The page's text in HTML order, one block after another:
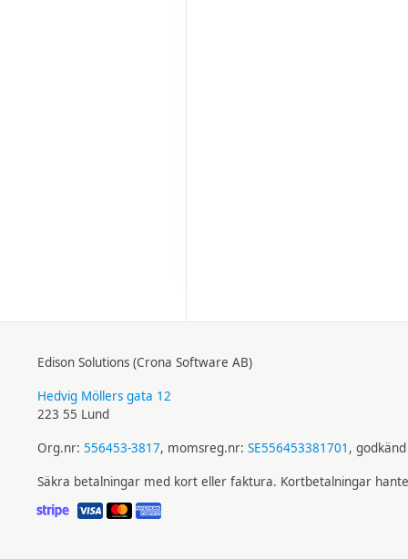
Edison Solutions (Crona Software AB)
Hedvig Möllers gata 12
223 55 Lund
Org.nr: 556453-3817, momsreg.nr: SE556453381701 ,
Säkra betalningar med kort eller faktura. Kortbetalningar